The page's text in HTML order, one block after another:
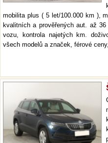
mobilita plus ( 5 let/100.000 km ),
kvalitních a prověřených aut. až
vozu, kontrola najetých km.
všech modelů a značek, férové